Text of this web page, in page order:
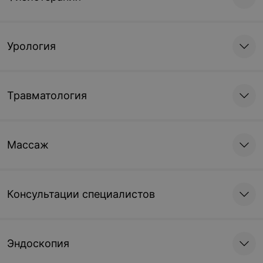
Урология
Травматология
Массаж
Консультации специалистов
Эндоскопия